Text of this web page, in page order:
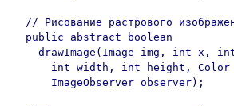
// Рисование растрового
  public abstract boolean
drawImage(Image img, int x,
int width, int height, Color
      ImageObserver observer);